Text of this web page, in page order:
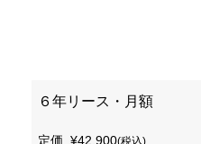
６年リース・月額
定価 ¥42,900(税込)